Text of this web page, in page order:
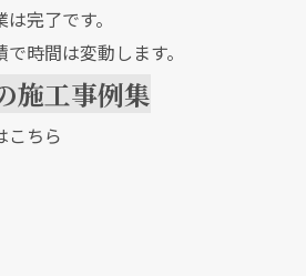
完了です。
時間は変動します。
施工事例集
こちら